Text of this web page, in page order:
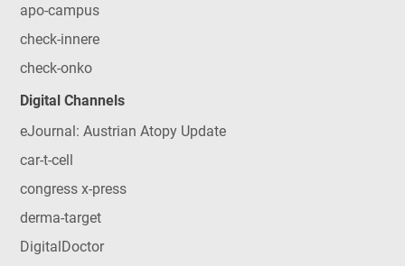
apo-campus
check-innere
check-onko
Digital Channels
eJournal: Austrian Atopy Update
car-t-cell
congress x-press
derma-target
DigitalDoctor